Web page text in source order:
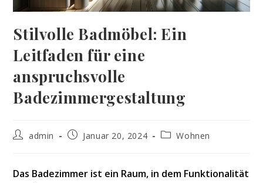
Stilvolle Badmöbel: Ein
Leitfaden für eine
anspruchsvolle
Badezimmergestaltung
Beitrags-
admin
BeitragJanuar 20, 2024
Beitrags-
Wohnen
Das Badezimmer ist ein Raum, in dem Funktionalität